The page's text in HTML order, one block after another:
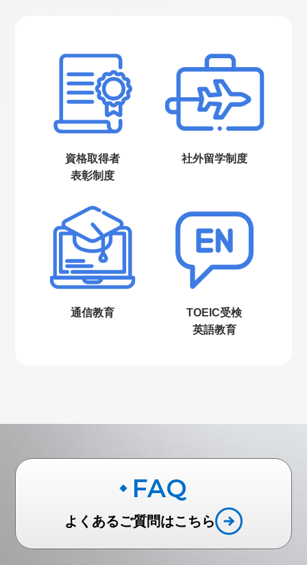
資格取得者
表彰制度
社外留学制度
通信教育
TOEIC受検
英語教育
FAQ
よくあるご質問はこちら